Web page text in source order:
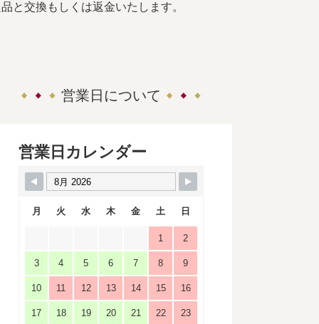
と交換もしくは返金いたします。
営業日について
営業日カレンダー
月 火 水 木 金 土 日
1 2
3 4 5 6 7 8 9
10 11 12 13 14 15 16
17 18 19 20 21 22 23